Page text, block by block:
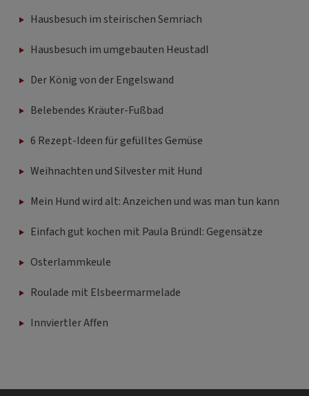
Hausbesuch im steirischen Semriach
Hausbesuch im umgebauten Heustadl
Der König von der Engelswand
Belebendes Kräuter-Fußbad
6 Rezept-Ideen für gefülltes Gemüse
Weihnachten und Silvester mit Hund
Mein Hund wird alt: Anzeichen und was man tun kann
Einfach gut kochen mit Paula Bründl: Gegensätze
Osterlammkeule
Roulade mit Elsbeermarmelade
Innviertler Affen